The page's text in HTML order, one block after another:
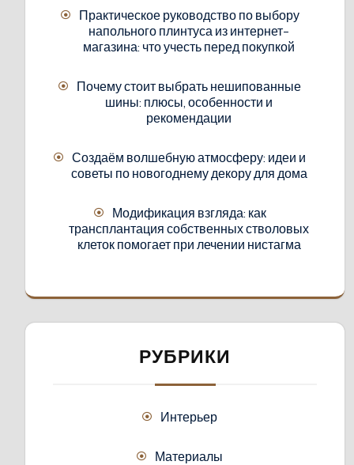
Практическое руководство по выбору
напольного плинтуса из интернет-
магазина: что учесть перед покупкой
Почему стоит выбрать нешипованные
шины: плюсы, особенности и
рекомендации
Создаём волшебную атмосферу: идеи и
советы по новогоднему декору для дома
Модификация взгляда: как
трансплантация собственных стволовых
клеток помогает при лечении нистагма
РУБРИКИ
Интерьер
Материалы